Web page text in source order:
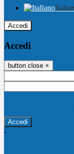
Accedi
Accedi
button close ×
-